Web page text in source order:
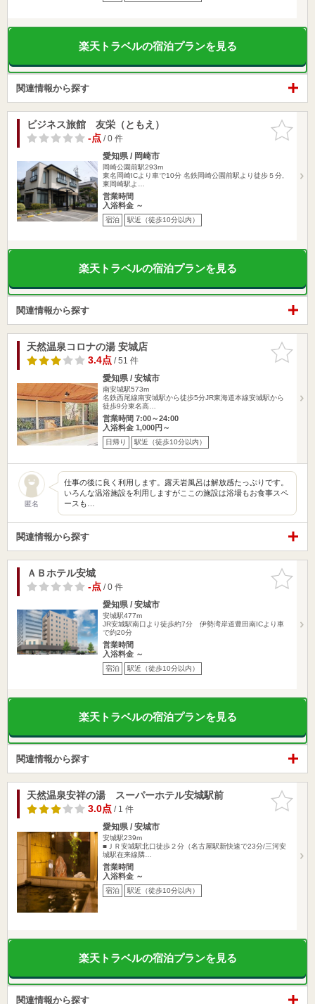
楽天トラベルの宿泊プランを見る
関連情報から探す
お気に入
りに追加
ビジネス旅館 友栄（ともえ）
-点/ 0 件
愛知県 / 岡崎市
岡崎公園前駅293m
東名岡崎ICより車で10分 名鉄岡崎公園前駅より徒歩５分,
東岡崎駅よ…
営業時間
入浴料金 ～
宿泊 駅近（徒歩10分以内）
楽天トラベルの宿泊プランを見る
関連情報から探す
お気に入
りに追加
天然温泉コロナの湯 安城店
3.4点/ 51 件
愛知県 / 安城市
南安城駅573m
名鉄西尾線南安城駅から徒歩5分JR東海道本線安城駅から
徒歩9分東名高…
営業時間 7:00～24:00
入浴料金 1,000円～
日帰り 駅近（徒歩10分以内）
匿名
仕事の後に良く利用します。露天岩風呂は解放感たっぷりです。
いろんな温浴施設を利用しますがここの施設は浴場もお食事スペ
ースも…
関連情報から探す
お気に入
りに追加
ＡＢホテル安城
-点/ 0 件
愛知県 / 安城市
安城駅477m
JR安城駅南口より徒歩約7分 伊勢湾岸道豊田南ICより車
で約20分
営業時間
入浴料金 ～
宿泊 駅近（徒歩10分以内）
楽天トラベルの宿泊プランを見る
関連情報から探す
お気に入
りに追加
天然温泉安祥の湯 スーパーホテル安城駅前
3.0点/ 1 件
愛知県 / 安城市
安城駅239m
■ＪＲ安城駅北口徒歩２分（名古屋駅新快速で23分/三河安
城駅在来線隣…
営業時間
入浴料金 ～
宿泊 駅近（徒歩10分以内）
楽天トラベルの宿泊プランを見る
関連情報から探す